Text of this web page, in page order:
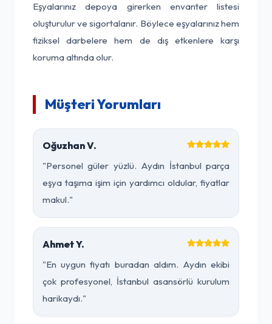
Eşyalarınız depoya girerken envanter listesi
oluşturulur ve sigortalanır. Böylece eşyalarınız hem
fiziksel darbelere hem de dış etkenlere karşı
koruma altında olur.
Müşteri Yorumları
Oğuzhan V.
"Personel güler yüzlü. Aydın İstanbul parça
eşya taşıma işim için yardımcı oldular, fiyatlar
makul."
Ahmet Y.
"En uygun fiyatı buradan aldım. Aydın ekibi
çok profesyonel, İstanbul asansörlü kurulum
harikaydı."